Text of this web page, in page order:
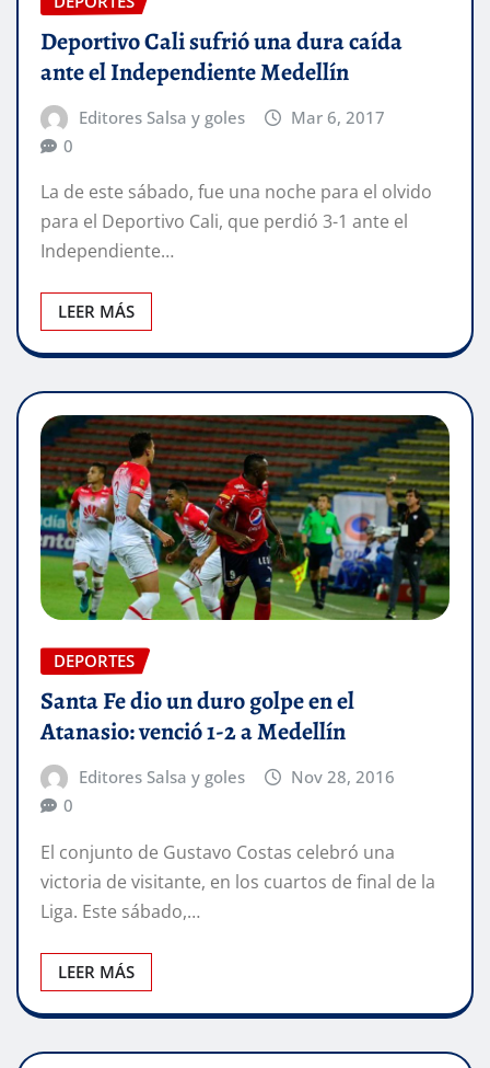
Deportivo Cali sufrió una dura caída
ante el Independiente Medellín
Editores Salsa y goles
Mar 6, 2017
0
La de este sábado, fue una noche para el olvido
para el Deportivo Cali, que perdió 3-1 ante el
Independiente…
LEER MÁS
DEPORTES
Santa Fe dio un duro golpe en el
Atanasio: venció 1-2 a Medellín
Editores Salsa y goles
Nov 28, 2016
0
El conjunto de Gustavo Costas celebró una
victoria de visitante, en los cuartos de final de la
Liga. Este sábado,…
LEER MÁS